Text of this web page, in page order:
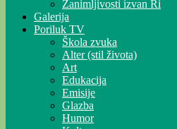
Zanimljivosti izvan Ri
Galerija
Poriluk TV
Škola zvuka
Alter (stil života)
Art
Edukacija
Emisije
Glazba
Humor